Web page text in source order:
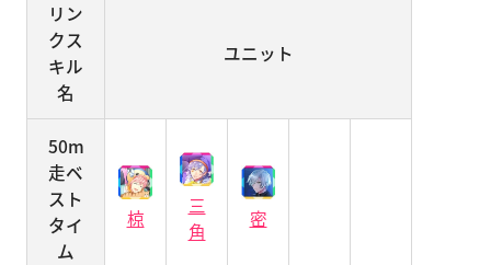
リン
クス
キル
名
ユニット
50m
走ベ
スト
タイ
ム
椋
三
角
密